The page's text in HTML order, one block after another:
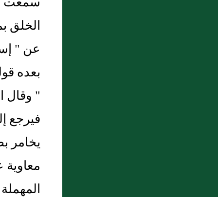
الخلق
عن "
بعده
" وقال
فيرجع
يخامر